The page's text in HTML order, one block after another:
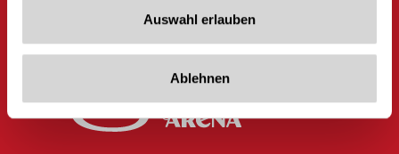
Auswahl erlauben
Ablehnen